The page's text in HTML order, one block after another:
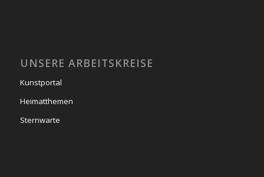
UNSERE ARBEITSKREISE
Kunstportal
Heimatthemen
Sternwarte